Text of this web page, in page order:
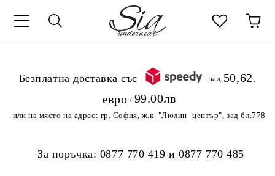
.Безплатна доставка със
над 50,62
евро / 99.00лв
или на място на адрес: гр. София, ж.к. "Люлин- център", зад бл.778
За поръчка: 0877 770 419 и0877 770 485